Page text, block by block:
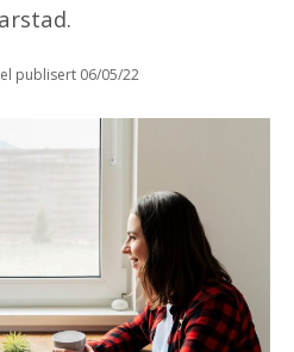
publisert 06/05/22